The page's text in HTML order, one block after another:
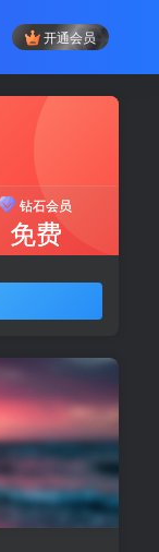
开通会员
钻石会员
免费